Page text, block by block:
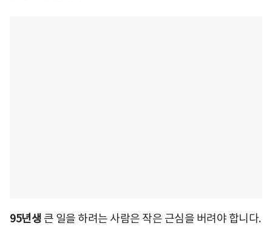
95년생 큰 일을 하려는 사람은 작은 근심을 버려야 합니다.